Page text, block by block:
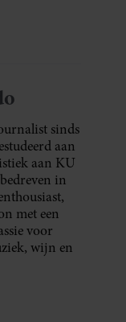
sinds
aan
aan KU
in
met een
voor
wijn en